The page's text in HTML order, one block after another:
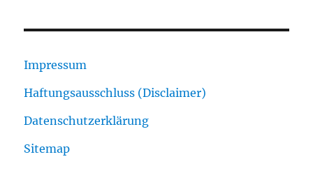
Impressum
Haftungsausschluss (Disclaimer)
Datenschutzerklärung
Sitemap